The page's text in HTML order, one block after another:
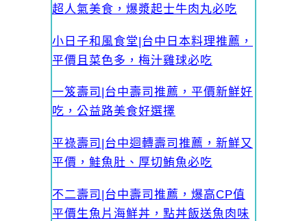
超人氣美食，爆漿起士牛肉丸必吃
小日子和風食堂|台中日本料理推薦，
平價且菜色多，梅汁雞球必吃
一笈壽司|台中壽司推薦，平價新鮮好
吃，公益路美食好選擇
平祿壽司|台中迴轉壽司推薦，新鮮又
平價，鮭魚肚、厚切鮪魚必吃
不二壽司|台中壽司推薦，爆高CP值
平價生魚片海鮮丼，點丼飯送魚肉味